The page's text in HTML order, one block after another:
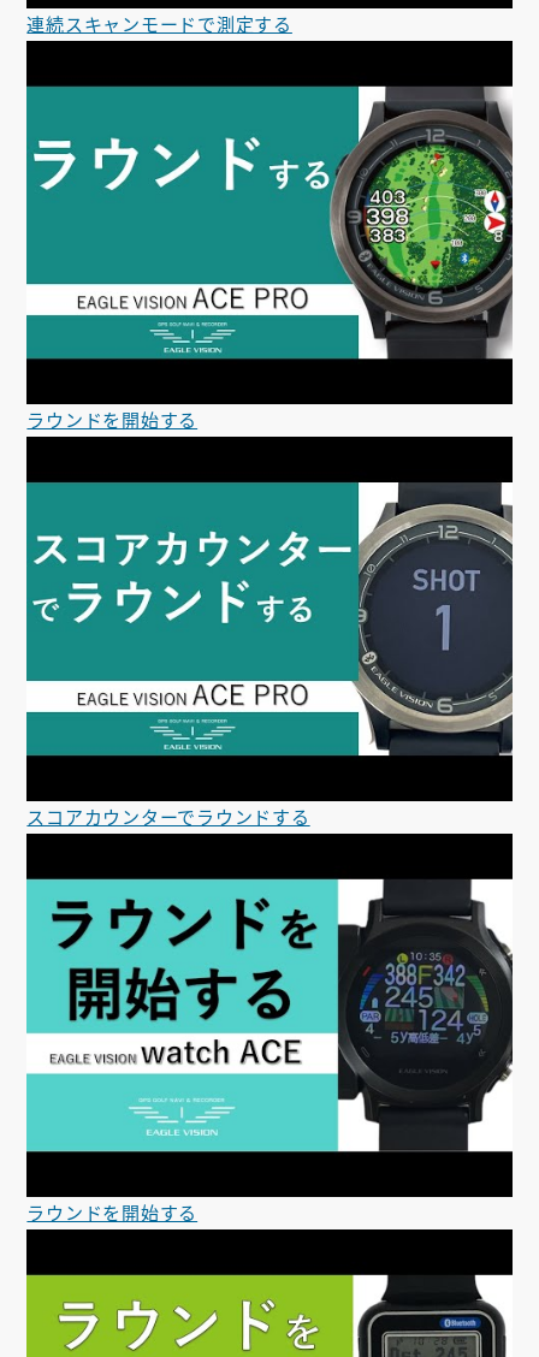
連続スキャンモードで測定する
ラウンドを開始する
スコアカウンターでラウンドする
ラウンドを開始する